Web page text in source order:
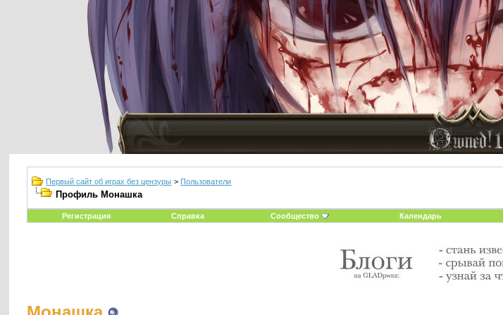
Первый сайт об играх без цензуры > Пользователи
Профиль Монашка
Регистрация
Справка Сообщество Календарь